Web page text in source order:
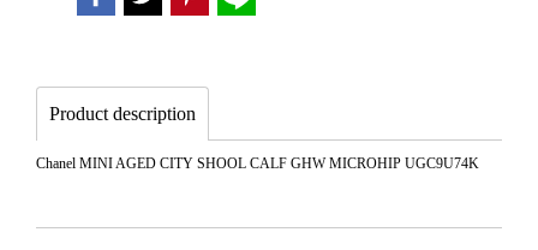
Product description
Chanel MINI AGED CITY SHOOL CALF GHW MICROHIP UGC9U74K